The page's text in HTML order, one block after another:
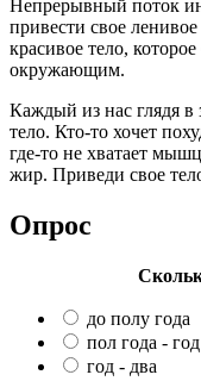
Непрерывный поток
привести свое
красивое тело,
окружающим.
Каждый из нас глядя в
тело. Кто-то хочет
где-то не хватает
жир. Приведи свое
Опрос
до полу года
пол года - год
год - два